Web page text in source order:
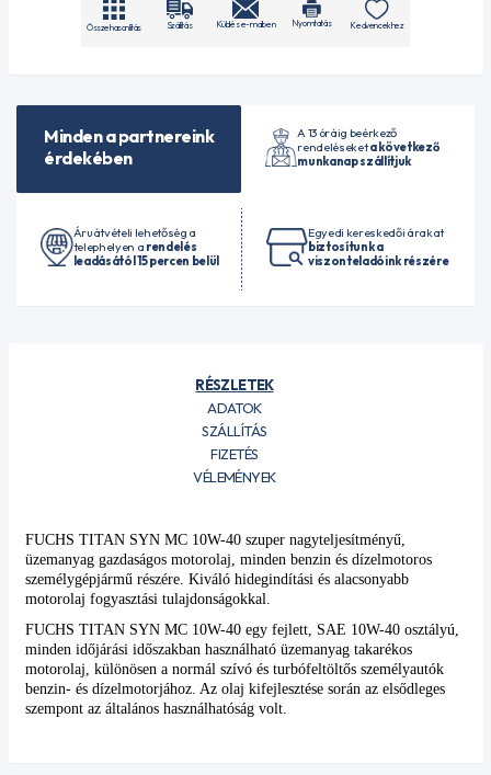
Összehasonlítás Szállítás Küldés e-mailben Nyomtatás Kedvencekhez
Minden a partnereink
érdekében
A 13 óráig beérkező
rendeléseketa következő
munkanap szállítjuk
Áruátvételi lehetőség a
telephelyen a rendelés
leadásától 15 percen belül
Egyedi kereskedői árakat
biztosítunk a
viszonteladóink részére
RÉSZLETEK
ADATOK
SZÁLLÍTÁS
FIZETÉS
VÉLEMÉNYEK
FUCHS TITAN SYN MC 10W-40 szuper nagyteljesítményű,
üzemanyag gazdaságos motorolaj, minden benzin és dízelmotoros
személygépjármű részére. Kiváló hidegindítási és alacsonyabb
motorolaj fogyasztási tulajdonságokkal.
FUCHS TITAN SYN MC 10W-40 egy fejlett, SAE 10W-40 osztályú,
minden időjárási időszakban használható üzemanyag takarékos
motorolaj, különösen a normál szívó és turbófeltöltős személyautók
benzin- és dízelmotorjához. Az olaj kifejlesztése során az elsődleges
szempont az általános használhatóság volt.